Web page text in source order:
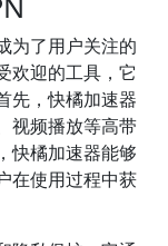
为了用户关注的
欢迎的工具，它
先，快橘加速器
视频播放等高带
快橘加速器能够
在使用过程中获